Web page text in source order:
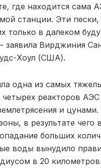
где находится сама
станции. Эти
только в далеком
Вирджиния
Хоул (США).
одна из самых
реакторов
и
в результате чего
больших
воды вынудило
в 20